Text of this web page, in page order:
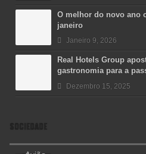
O melhor do novo ano
janeiro
Janeiro 9, 2026
Real Hotels Group
gastronomia para a
Dezembro 15, 2025
SOCIEDADE